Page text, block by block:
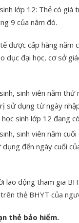
lớp 12: Thẻ có giá
9 của năm đó.
được cấp hàng năm
dục đại học, cơ sở
sinh viên năm thứ
sử dụng từ ngày
sinh lớp 12 đang
sinh viên năm cuối
đến ngày cuối
lao động tham gia
thẻ BHYT của
thẻ bảo hiểm.